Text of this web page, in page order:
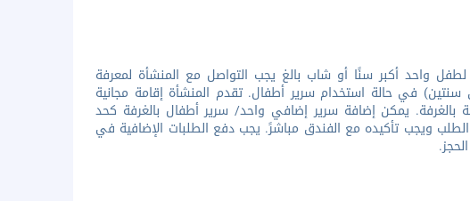
واحد أكبر سنًا أو شاب بالغ يجب التواصل مع المنشأة لمعرفة
في حالة استخدام سرير أطفال. تقدم المنشأة إقامة مجانية
المتاحة بالغرفة. يمكن إضافة سرير إضافي واحد/ سرير أطفال بالغرفة كحد
ويجب تأكيده مع الفندق مباشرً. يجب دفع الطلبات الإضافية في